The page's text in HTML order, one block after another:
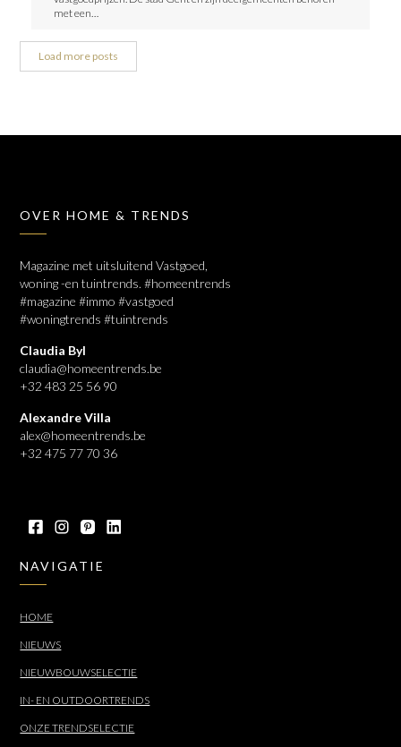
met een…
Load more posts
OVER HOME & TRENDS
Magazine met uitsluitend Vastgoed,
woning -en tuintrends. #homeentrends
#magazine #immo #vastgoed
#woningtrends #tuintrends
Claudia Byl
claudia@homeentrends.be
+32 483 25 56 90
Alexandre Villa
alex@homeentrends.be
+32 475 77 70 36
NAVIGATIE
HOME
NIEUWS
NIEUWBOUWSELECTIE
IN- EN OUTDOORTRENDS
ONZE TRENDSELECTIE